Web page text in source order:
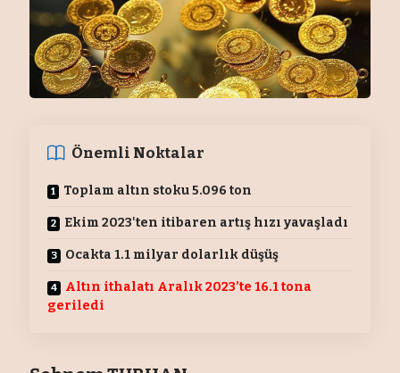
Önemli Noktalar
Toplam altın stoku 5.096 ton
Ekim 2023'ten itibaren artış hızı yavaşladı
Ocakta 1.1 milyar dolarlık düşüş
Altın ithalatı Aralık 2023’te 16.1 tona
geriledi